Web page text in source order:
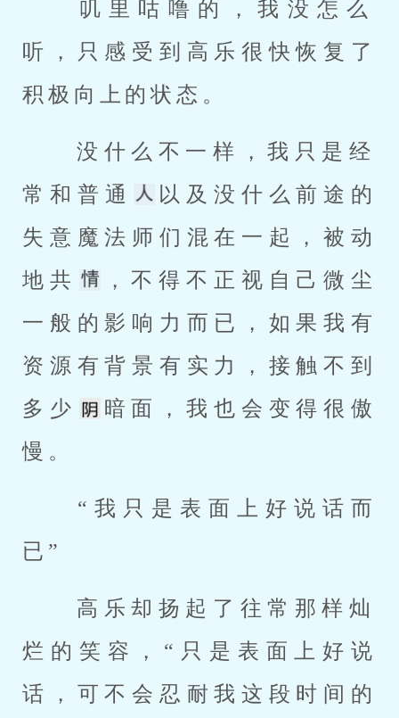
听，只感受到高乐很快恢复了
积极向上的状态。
常和普通
以及没什么前途的
失意魔法师们混在一起，被动
地共
，不得不正视自己微尘
一般的影响力而已，如果我有
资源有背景有实力，接触不到
多少
暗面，我也会变得很傲
慢。
已”
烂的笑容，“只是表面上好说
话，可不会忍耐我这段时间的